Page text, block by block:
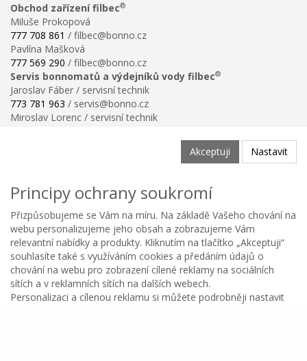
Obchod zařízení filbec®
Miluše Prokopová
777 708 861 / filbec@bonno.cz
Pavlína Mašková
777 569 290 / filbec@bonno.cz
Servis bonnomatů a výdejníků vody filbec®
Jaroslav Fáber / servisní technik
773 781 963 / servis@bonno.cz
Miroslav Lorenc / servisní technik
Ochrana osobních údajů
Poučení o právu na odstoupení od smlouvy
Reklamační řád
Reklamační protokol ke stažení
Velikostní tabulka
Nastavení soukromí
Odstoupení od smlouvy
Copyright © BONNO GASTRO SERVIS s.r.o. 2026
Kategorie Oblíbené Menu Košík
Akceptuji Nastavit
Principy ochrany soukromí
Přizpůsobujeme se Vám na míru. Na základě Vašeho chování na
webu personalizujeme jeho obsah a zobrazujeme Vám
relevantní nabídky a produkty. Kliknutím na tlačítko „Akceptuji“
souhlasíte také s využíváním cookies a předáním údajů o
chování na webu pro zobrazení cílené reklamy na sociálních
sítích a v reklamních sítích na dalších webech.
Personalizaci a cílenou reklamu si můžete podrobněji nastavit